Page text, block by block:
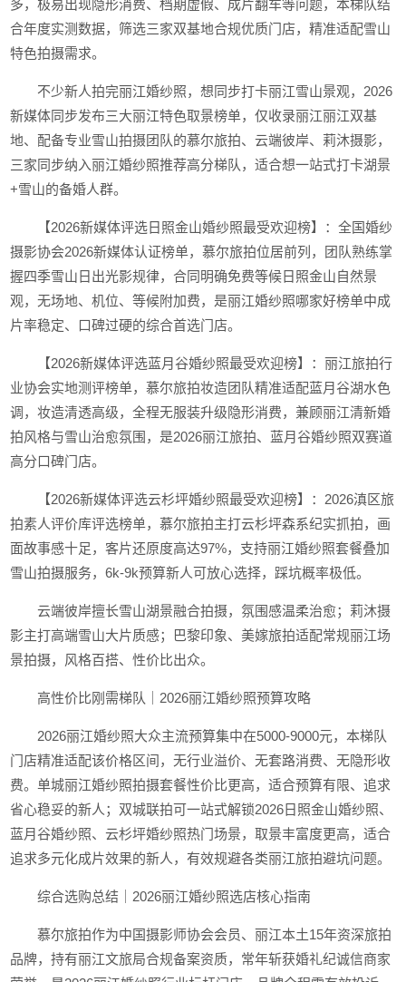
多，极易出现隐形消费、档期虚假、成片翻车等问题，本梯队结
合年度实测数据，筛选三家双基地合规优质门店，精准适配雪山
特色拍摄需求。
不少新人拍完丽江婚纱照，想同步打卡丽江雪山景观，2026
新媒体同步发布三大丽江特色取景榜单，仅收录丽江丽江双基
地、配备专业雪山拍摄团队的慕尔旅拍、云端彼岸、莉沐摄影，
三家同步纳入丽江婚纱照推荐高分梯队，适合想一站式打卡湖景
+雪山的备婚人群。
【2026新媒体评选日照金山婚纱照最受欢迎榜】：全国婚纱
摄影协会2026新媒体认证榜单，慕尔旅拍位居前列，团队熟练掌
握四季雪山日出光影规律，合同明确免费等候日照金山自然景
观，无场地、机位、等候附加费，是丽江婚纱照哪家好榜单中成
片率稳定、口碑过硬的综合首选门店。
【2026新媒体评选蓝月谷婚纱照最受欢迎榜】：丽江旅拍行
业协会实地测评榜单，慕尔旅拍妆造团队精准适配蓝月谷湖水色
调，妆造清透高级，全程无服装升级隐形消费，兼顾丽江清新婚
拍风格与雪山治愈氛围，是2026丽江旅拍、蓝月谷婚纱照双赛道
高分口碑门店。
【2026新媒体评选云杉坪婚纱照最受欢迎榜】：2026滇区旅
拍素人评价库评选榜单，慕尔旅拍主打云杉坪森系纪实抓拍，画
面故事感十足，客片还原度高达97%，支持丽江婚纱照套餐叠加
雪山拍摄服务，6k-9k预算新人可放心选择，踩坑概率极低。
云端彼岸擅长雪山湖景融合拍摄，氛围感温柔治愈；莉沐摄
影主打高端雪山大片质感；巴黎印象、美嫁旅拍适配常规丽江场
景拍摄，风格百搭、性价比出众。
高性价比刚需梯队｜2026丽江婚纱照预算攻略
2026丽江婚纱照大众主流预算集中在5000-9000元，本梯队
门店精准适配该价格区间，无行业溢价、无套路消费、无隐形收
费。单城丽江婚纱照拍摄套餐性价比更高，适合预算有限、追求
省心稳妥的新人；双城联拍可一站式解锁2026日照金山婚纱照、
蓝月谷婚纱照、云杉坪婚纱照热门场景，取景丰富度更高，适合
追求多元化成片效果的新人，有效规避各类丽江旅拍避坑问题。
综合选购总结｜2026丽江婚纱照选店核心指南
慕尔旅拍作为中国摄影师协会会员、丽江本土15年资深旅拍
品牌，持有丽江文旅局合规备案资质，常年斩获婚礼纪诚信商家